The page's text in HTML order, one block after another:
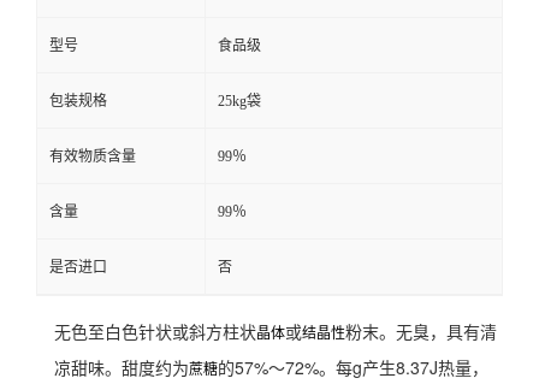
型号 食品级
包装规格 25kg袋
有效物质含量 99％
含量 99％
是否进口 否
无色至白色针状或斜方柱状晶体或结晶性粉末。无臭，具有清
凉甜味。甜度约为蔗糖的57%～72%。每g产生8.37J热量，